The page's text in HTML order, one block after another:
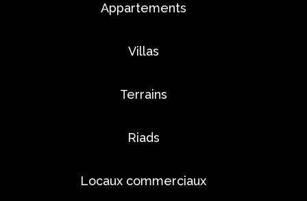
appartements
villas
terrains
riads
locaux commerciaux